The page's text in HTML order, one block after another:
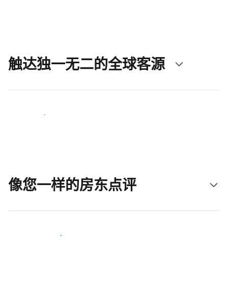
触达独一无二的全球客源
立即触达新客人
像您一样的房东点评
加入和您类似的房东行类